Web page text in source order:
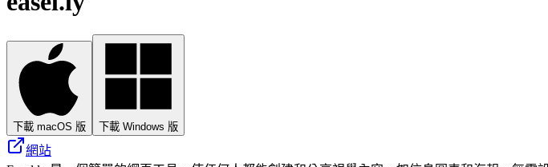
下載 macOS 版 下載 Windows 版
網站